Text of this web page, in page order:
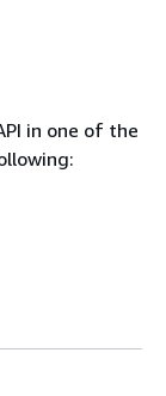
in one of the